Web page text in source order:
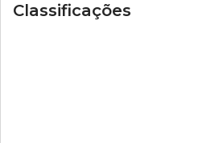
Classificações